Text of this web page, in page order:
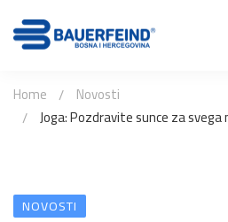
Home
Novosti
Joga: Pozdravite sunce za
NOVOSTI